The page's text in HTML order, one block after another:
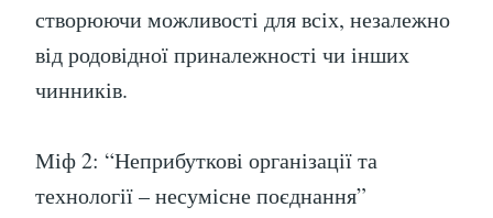
створюючи можливості для всіх, незалежно
від родовідної приналежності чи інших
чинників.
Міф 2: “Неприбуткові організації та
технології – несумісне поєднання”